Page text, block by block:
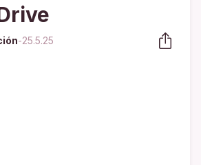
-25.5.25